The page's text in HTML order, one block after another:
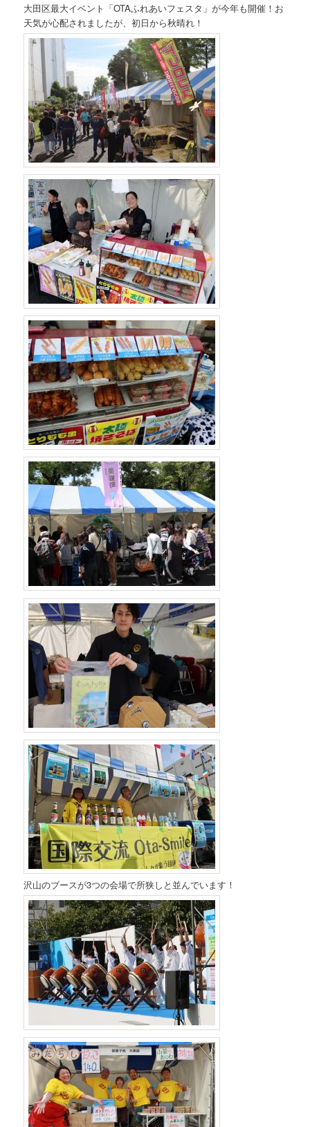
大田区最大イベント「OTAふれあいフェスタ」が今年も開催！お
天気が心配されましたが、初日から秋晴れ！
沢山のブースが3つの会場で所狭しと並んでいます！